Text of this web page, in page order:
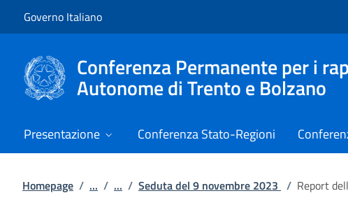
Governo Italiano
Conferenza Permanente per i
Autonome di Trento e Bolzano
Presentazione Conferenza Stato-Regioni
Homepage / ... / ... / Seduta del 9 novembre 2023 / Report